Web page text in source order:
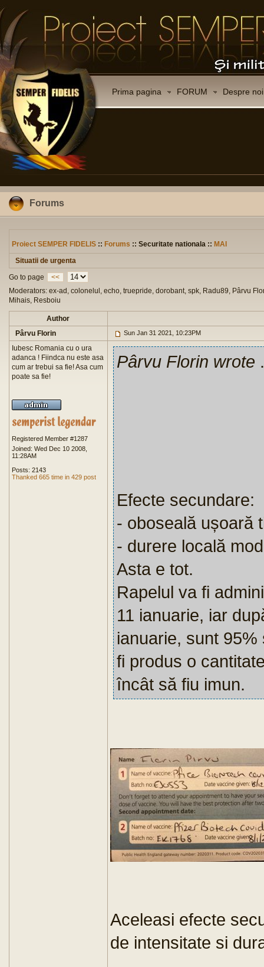
Prima pagina FORUM Despre noi
Forums
Proiect SEMPER FIDELIS :: Forums :: Securitate nationala :: MAI
Situatii de urgenta
Go to page
<<
Moderators: ex-ad, colonelul, echo, truepride, dorobant, spk, Radu89, Pârvu
Mihais, Resboiu
Author
Pârvu Florin
Sun Jan 31 2021, 10:23PM
Iubesc Romania cu o ura
adanca ! Fiindca nu este asa
cum ar trebui sa fie! Asa cum
poate sa fie!
Registered Member #1287
Joined: Wed Dec 10 2008,
11:28AM
Posts: 2143
Thanked 665 time in 429 post
Pârvu Florin wrote
Efecte secundare:
- oboseală ușoară
- durere locală
Asta e tot.
Rapelul va fi
11 ianuarie, iar
ianuarie, sunt
fi produs o
încât să fiu imun.
Aceleasi efecte
de intensitate si